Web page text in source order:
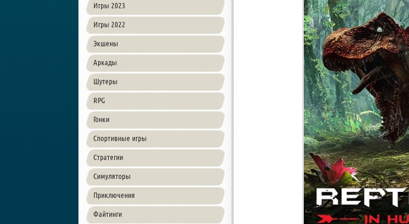
Игры 2023
Игры 2022
Экшены
Аркады
Шутеры
RPG
Гонки
Спортивные игры
Стратегии
Симуляторы
Приключения
Файтинги